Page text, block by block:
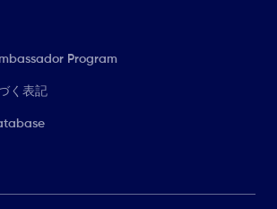
Program
く表記